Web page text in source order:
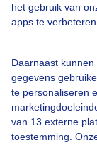
het gebruik van
apps te verbeteren.
Daarnaast
gegevens
te personaliseren
van 13 externe
toestemming.
Bekijk